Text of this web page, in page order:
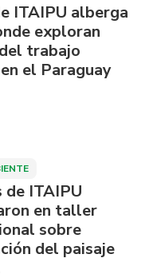
ITAIPU alberga
exploran
trabajo
el Paraguay
de ITAIPU
en taller
sobre
del paisaje